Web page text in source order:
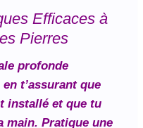
Efficaces à
Pierres
profonde
t’assurant que
installé et que tu
main. Pratique une